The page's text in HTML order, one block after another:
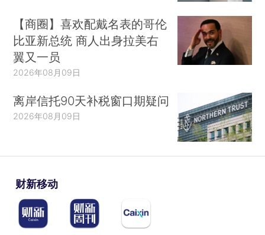
【商圈】喜欢配戴名表的哥伦
比亚新总统 商人出身拉美右
翼又一员
2026年08月09日
离岸信托90天补税窗口期疑问
2026年08月09日
财新移动